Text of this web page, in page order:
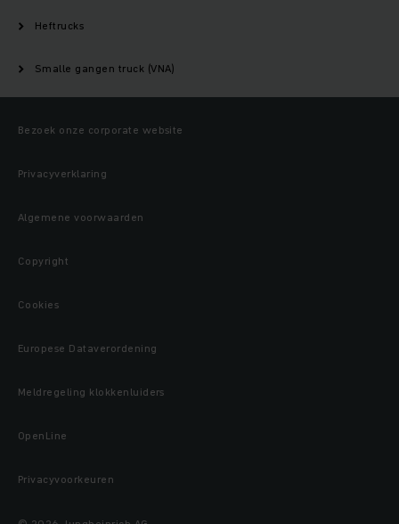
Heftrucks
Smalle gangen truck (VNA)
Bezoek onze corporate website
Privacyverklaring
Algemene voorwaarden
Copyright
Cookies
Europese Dataverordening
Meldregeling klokkenluiders
OpenLine
Privacyvoorkeuren